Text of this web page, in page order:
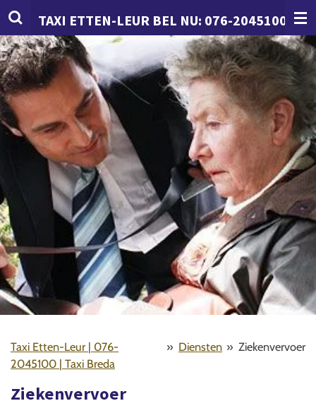
Ga
naar
de
hoofdinhoud
TAXI ETTEN-LEUR BEL NU: 076-2045100
Taxi Etten-Leur | 076-
2045100 | Taxi Breda
» Diensten » Ziekenvervoer
Ziekenvervoer